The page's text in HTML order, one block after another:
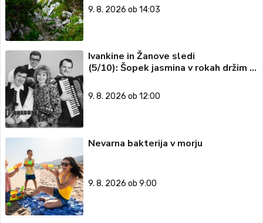
9. 8. 2026 ob 14:03
Ivankine in Žanove sledi
(5/10): Šopek jasmina v rokah držim …
9. 8. 2026 ob 12:00
Nevarna bakterija v morju
9. 8. 2026 ob 9:00